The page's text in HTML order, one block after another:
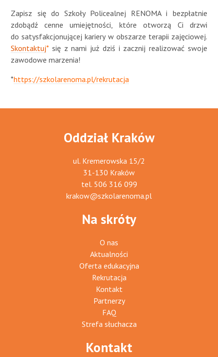
Zapisz się do Szkoły Policealnej RENOMA i bezpłatnie
zdobądź cenne umiejętności, które otworzą Ci drzwi
do satysfakcjonującej kariery w obszarze terapii zajęciowej.
Skontaktuj* się z nami już dziś i zacznij realizować swoje
zawodowe marzenia!
*https://szkolarenoma.pl/rekrutacja
Oddział Kraków
ul. Kremerowska 15/2
31-130 Kraków
tel. 506 316 099
krakow@szkolarenoma.pl
Na skróty
O nas
Aktualności
Oferta edukacyjna
Rekrutacja
Kontakt
Partnerzy
FAQ
Strefa słuchacza
Kontakt